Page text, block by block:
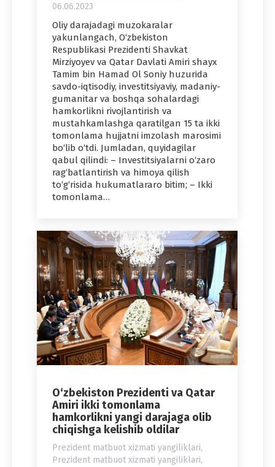
06.06.2023
Oliy darajadagi muzokaralar
yakunlangach, O‘zbekiston
Respublikasi Prezidenti Shavkat
Mirziyoyev va Qatar Davlati Amiri shayx
Tamim bin Hamad Ol Soniy huzurida
savdo-iqtisodiy, investitsiyaviy, madaniy-
gumanitar va boshqa sohalardagi
hamkorlikni rivojlantirish va
mustahkamlashga qaratilgan 15 ta ikki
tomonlama hujjatni imzolash marosimi
bo‘lib o‘tdi. Jumladan, quyidagilar
qabul qilindi: – Investitsiyalarni o‘zaro
rag‘batlantirish va himoya qilish
to‘g‘risida hukumatlararo bitim; – Ikki
tomonlama…
O‘zbekiston Prezidenti va Qatar
Amiri ikki tomonlama
hamkorlikni yangi darajaga olib
chiqishga kelishib oldilar
Prezident matbuot xizmati yangiliklari,
Prezident matbuot xizmati yangiliklari,